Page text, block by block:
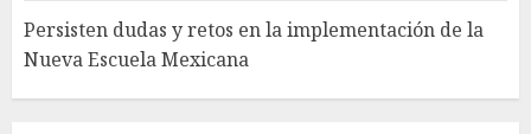
Persisten dudas y retos en la implementación de la
Nueva Escuela MexicanaMéxico Sub-20 derrota a
Canadá y clasifica a la final del